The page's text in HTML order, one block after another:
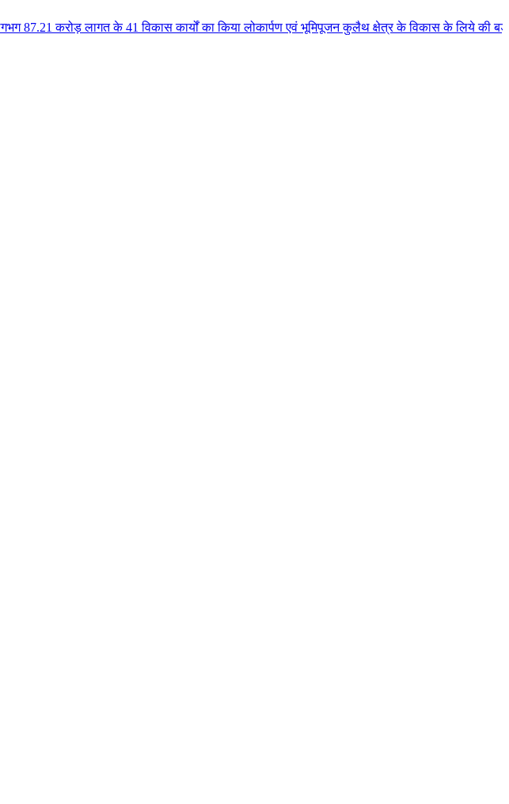
के 41 विकास कार्यों का किया लोकार्पण एवं भूमिपूजन कुलैथ क्षेत्र के विकास के लिये की बड़ी-बड़ी